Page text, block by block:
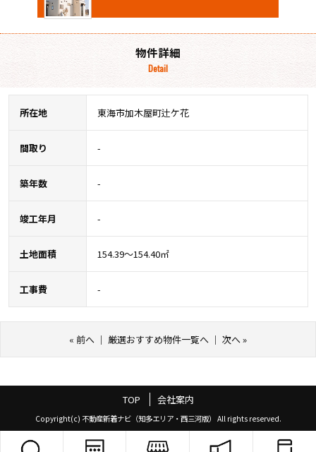
物件詳細
Detail
所在地 東海市加木屋町辻ケ花
間取り -
築年数 -
竣工年月 -
土地面積 154.39～154.40㎡
工事費 -
« 前へ ｜ 厳選おすすめ物件一覧へ ｜ 次へ»
TOP 会社案内
Copyright(c) 不動産新着ナビ（知多エリア・西三河版） All rights reserved.